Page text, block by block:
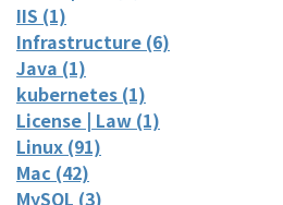
IIS (1)
Infrastructure (6)
Java (1)
kubernetes (1)
License | Law (1)
Linux (91)
Mac (42)
MySQL (3)